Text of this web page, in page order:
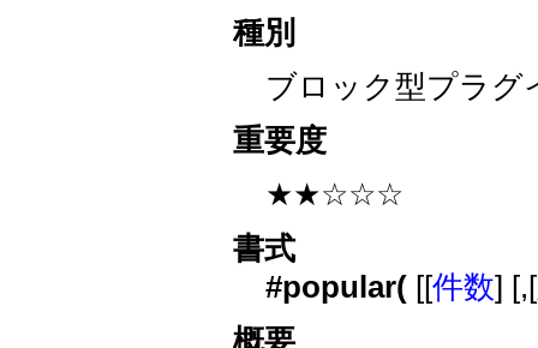
種別
ブロック型プラグ
重要度
★★☆☆☆
書式
#popular( [[件数] [,[
概要